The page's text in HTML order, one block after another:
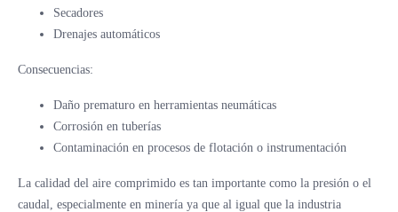
Secadores
Drenajes automáticos
Consecuencias:
Daño prematuro en herramientas neumáticas
Corrosión en tuberías
Contaminación en procesos de flotación o instrumentación
La calidad del aire comprimido es tan importante como la presión o el
caudal, especialmente en minería ya que al igual que la industria